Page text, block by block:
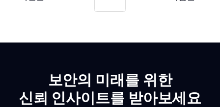
보안의 미래를 위한
신뢰 인사이트를 받아보세요